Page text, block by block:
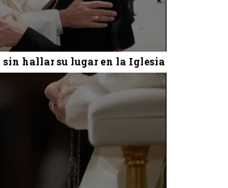
sin hallar su lugar en la Iglesia